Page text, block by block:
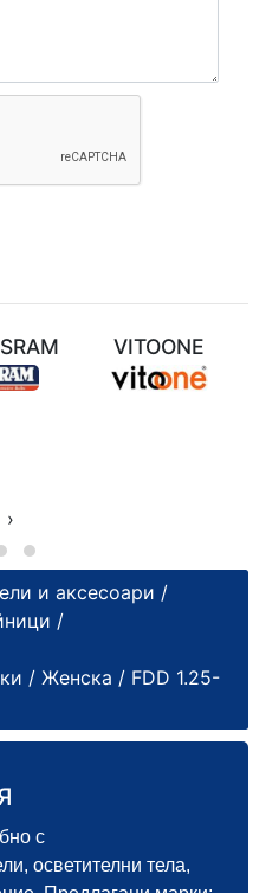
VITOONE
›
и аксесоари /
/
/ Женска / FDD 1.25-
с
осветителни тела,